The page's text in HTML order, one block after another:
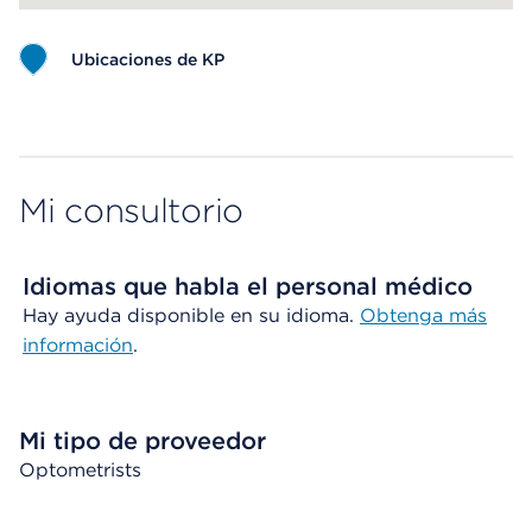
Ubicaciones de KP
Mi consultorio
Idiomas que habla el personal médico
Hay ayuda disponible en su idioma. Obtenga más
información.
Mi tipo de proveedor
Optometrists